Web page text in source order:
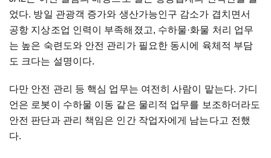
었다. 방일 관광객 증가와 생산가능인구 감소가 겹치면서
공항 지상조업 인력이 부족해졌고, 수하물·화물 처리 업무
는 높은 숙련도와 안전 관리가 필요한 동시에 육체적 부담
도 크다는 설명이다.
다만 안전 관리 등 핵심 업무는 여전히 사람이 맡는다. 가디
언은 로봇이 수하물 이동 같은 물리적 업무를 보조하더라도
안전 판단과 관리 책임은 인간 작업자에게 남는다고 전했
다.